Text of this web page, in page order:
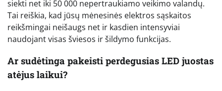
siekti net iki 50 000 nepertraukiamo veikimo valandų.
Tai reiškia, kad jūsų mėnesinės elektros sąskaitos
reikšmingai neišaugs net ir kasdien intensyviai
naudojant visas šviesos ir šildymo funkcijas.
Ar sudėtinga pakeisti perdegusias LED juostas
atėjus laikui?